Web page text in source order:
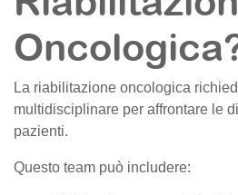
La riabilitazione oncologica
multidisciplinare per affrontare le
pazienti.
Questo team può includere: